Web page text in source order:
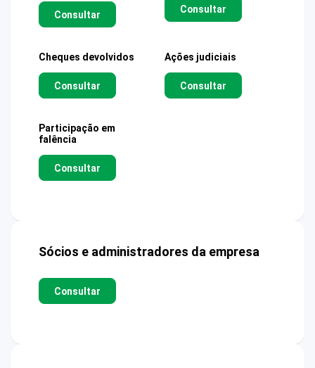
Consultar Consultar
Cheques devolvidos
Consultar
Ações judiciais
Consultar
Participação em
falência
Consultar
Sócios e administradores da empresa
Consultar